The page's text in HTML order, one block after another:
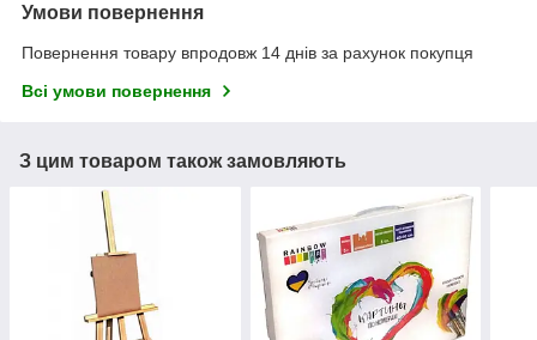
Умови повернення
Повернення товару впродовж 14 днів за рахунок покупця
Всі умови повернення
З цим товаром також замовляють